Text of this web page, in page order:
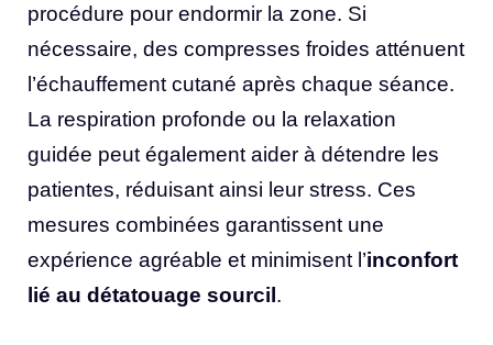
procédure pour endormir la zone. Si
nécessaire, des compresses froides atténuent
l’échauffement cutané après chaque séance.
La respiration profonde ou la relaxation
guidée peut également aider à détendre les
patientes, réduisant ainsi leur stress. Ces
mesures combinées garantissent une
expérience agréable et minimisent l’inconfort
lié au détatouage sourcil.